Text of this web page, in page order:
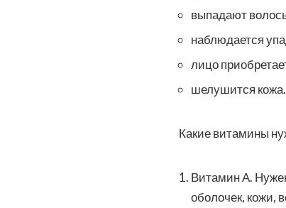
выпадают
наблюдается
лицо
шелушится кожа.
Какие витамины
Витамин А.
оболочек, кожи,